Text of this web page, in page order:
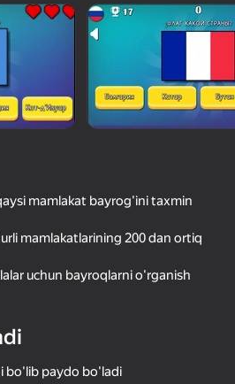
aylantiring
faqat gorizontal
ishlaydi
Игра Флагов Викторина
mamlakat bayrog'ini taxmin
mamlakatlarining 200 dan ortiq
uchun bayroqlarni o'rganish
bo'lib paydo bo'ladi